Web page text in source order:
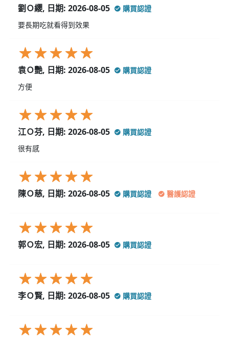
劉Ｏ纓, 日期: 2026-08-05
購買認證
要長期吃就看得到效果
袁Ｏ艷, 日期: 2026-08-05
購買認證
方便
江Ｏ芬, 日期: 2026-08-05
購買認證
很有感
陳Ｏ慈, 日期: 2026-08-05 購買認證 醫護認證
郭Ｏ宏, 日期: 2026-08-05 購買認證
李Ｏ賢, 日期: 2026-08-05 購買認證